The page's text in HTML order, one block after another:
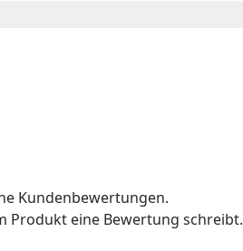
Kundenbewertungen.
Produkt eine Bewertung schreibt.